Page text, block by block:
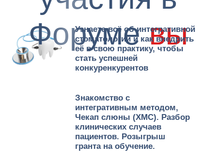
Познакомитесь с
сообществом
интегративных
стоматологов и
единомышленников
рынка и спикерам форума